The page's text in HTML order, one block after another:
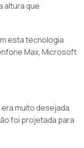
altura que
esta tecnologia
Max, Microsoft
muito desejada
foi projetada para